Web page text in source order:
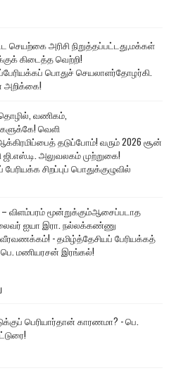
செயற்கை அரிசி நிறுத்தப்பட்டது,மக்கள்
கிடைத்த வெற்றி!
பொதுச் செயலாளர்தோழர்கி.
அறிக்கை!
தொழில், வணிகம்,
வெளி
தடுப்போம்! வரும் 2026 சூன்
ஜி.எஸ்.டி. அலுவலகம் முற்றுகை!
சிறப்புப் பொதுக்குழுவில்
விளம்பரம் மூன்றுக்கும்ஆசைப்படாத
ஐயா இரா. நல்லக்கண்ணு
- தமிழ்த்தேசியப் பேரியக்கத்
மணியரசன் இரங்கல்!
பெரியார்தான் காரணமா? - பெ.